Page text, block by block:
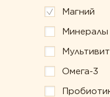
Магний
Минералы
Омега-3